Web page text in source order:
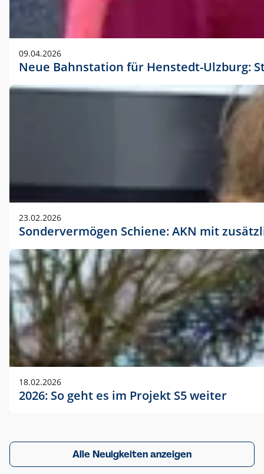
09.04.2026
Neue Bahnstation für Henstedt-Ulzburg:
23.02.2026
Sondervermögen Schiene: AKN mit
18.02.2026
2026: So geht es im Projekt S5 weiter
Alle Neuigkeiten anzeigen